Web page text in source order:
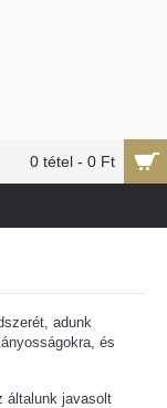
0 tétel - 0 Ft
adunk
és
általunk javasolt